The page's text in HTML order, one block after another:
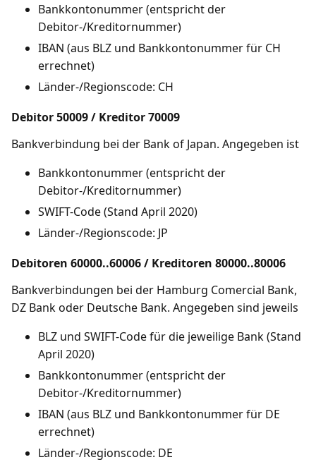
Bankkontonummer (entspricht der
Debitor-/Kreditornummer)
IBAN (aus BLZ und Bankkontonummer für CH
errechnet)
Länder-/Regionscode: CH
Debitor 50009 / Kreditor 70009
Bankverbindung bei der Bank of Japan. Angegeben ist
Bankkontonummer (entspricht der
Debitor-/Kreditornummer)
SWIFT-Code (Stand April 2020)
Länder-/Regionscode: JP
Debitoren 60000..60006 / Kreditoren 80000..80006
Bankverbindungen bei der Hamburg Comercial Bank,
DZ Bank oder Deutsche Bank. Angegeben sind jeweils
BLZ und SWIFT-Code für die jeweilige Bank (Stand
April 2020)
Bankkontonummer (entspricht der
Debitor-/Kreditornummer)
IBAN (aus BLZ und Bankkontonummer für DE
errechnet)
Länder-/Regionscode: DE